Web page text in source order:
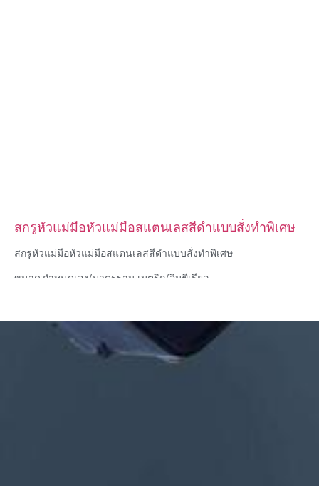
สกรูหัวแม่มือหัวแม่มือสแตนเลสสีดำแบบสั่งทำพิเศษ
สกรูหัวแม่มือหัวแม่มือสแตนเลสสีดำแบบสั่งทำพิเศษ
ขนาด:กำหนดเอง/มาตรฐาน เมตริก/อิมพีเรียล
การรักษาพื้นผิว: สังกะสี / นิกเกิล / โครเมี่ยม / ชุบทองเหลือง, โนไดซ์,
ทู่, dacromet, แข็ง ฯลฯ
รูปแบบหัว:กระทะ, โครงถัก, แบน, วงรี, กลม, HEX, ชีส, เข้าเล่ม, OEM